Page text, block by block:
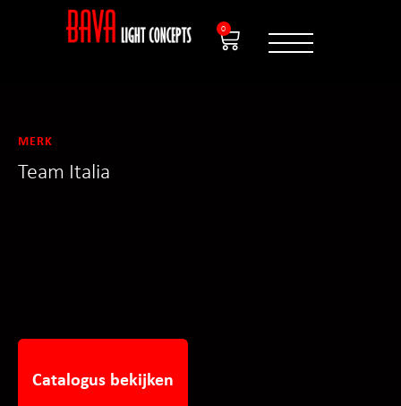
0
MERK
Team Italia
Catalogus bekijken